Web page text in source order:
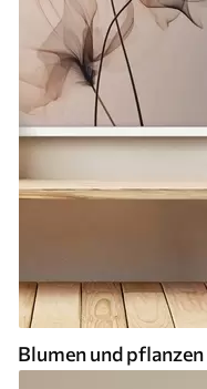
Blumen und pflanzen